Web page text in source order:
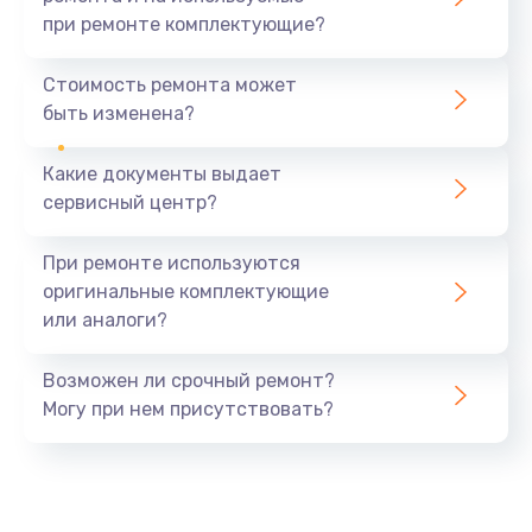
1440 руб.
Ремонт южного моста
Замена батарейки BIOS
Заказать
при ремонте комплектующие?
Стоимость ремонта может
быть изменена?
Какие документы выдает
сервисный центр?
При ремонте используются
оригинальные комплектующие
или аналоги?
Возможен ли срочный ремонт?
Могу при нем присутствовать?